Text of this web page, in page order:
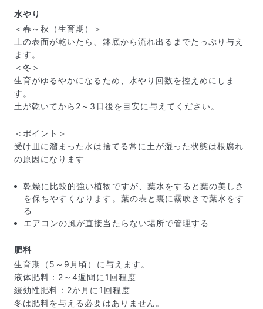
商品ページに掲載している写真は、実際にお届けする商
品を撮影したものです。お花は生き物なので、どうして
も色味やサイズ・咲き方に個体差はありますが、できる
だけ写真のイメージに近いものをお届けできるように人
水やり
＜春～秋（生育期）＞
土の表面が乾いたら、鉢底から流れ出るまでたっぷり与え
ます。
＜冬＞
生育がゆるやかになるため、水やり回数を控えめにしま
す。
土が乾いてから2～3日後を目安に与えてください。
＜ポイント＞
受け皿に溜まった水は捨てる常に土が湿った状態は根腐れ
の原因になります
乾燥に比較的強い植物ですが、葉水をすると葉の美しさ
を保ちやすくなります。葉の表と裏に霧吹きで葉水をす
る
エアコンの風が直接当たらない場所で管理する
肥料
生育期（5～9月頃）に与えます。
液体肥料：2～4週間に1回程度
緩効性肥料：2か月に1回程度
冬は肥料を与える必要はありません。